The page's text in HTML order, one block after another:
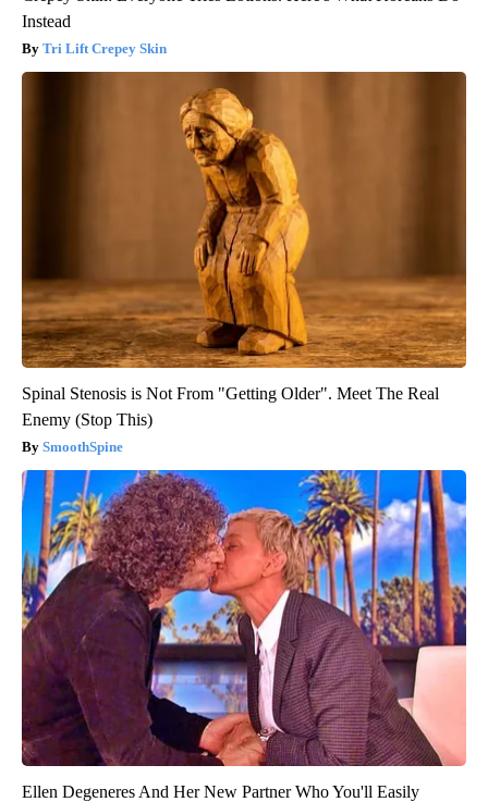
Instead
Tri Lift Crepey Skin
Spinal Stenosis is Not From "Getting Older". Meet The Real
Enemy (Stop This)
SmoothSpine
Ellen Degeneres And Her New Partner Who You'll Easily